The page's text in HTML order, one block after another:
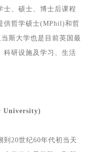
士、硕士、博士后课程
供哲学硕士(MPhil)和哲
斯大学也是目前英国最
科研设施及学习、生活
University)
到20世纪60年代初当天